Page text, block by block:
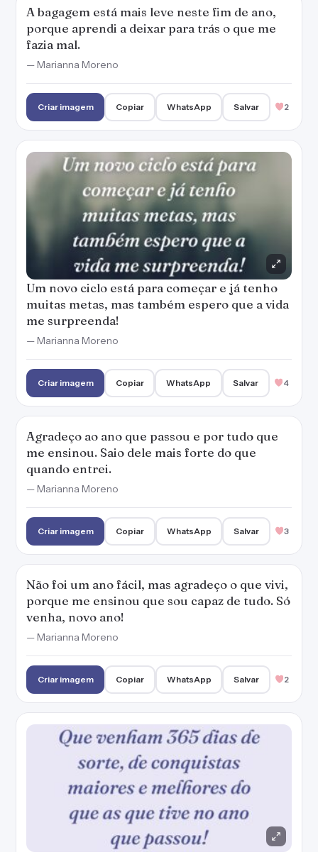
A bagagem está mais leve neste fim de ano,
porque aprendi a deixar para trás o que me
fazia mal.
— Marianna Moreno
Criar imagem Copiar WhatsApp Salvar 2
Um novo ciclo está para começar e já tenho
muitas metas, mas também espero que a vida
me surpreenda!
— Marianna Moreno
Criar imagem Copiar WhatsApp Salvar 4
Agradeço ao ano que passou e por tudo que
me ensinou. Saio dele mais forte do que
quando entrei.
— Marianna Moreno
Criar imagem Copiar WhatsApp Salvar 3
Não foi um ano fácil, mas agradeço o que vivi,
porque me ensinou que sou capaz de tudo. Só
venha, novo ano!
— Marianna Moreno
Criar imagem Copiar WhatsApp Salvar 2